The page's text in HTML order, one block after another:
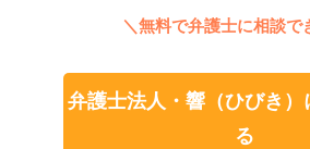
＼無料で弁護士に相談で
弁護士法人・響（ひびき）
る